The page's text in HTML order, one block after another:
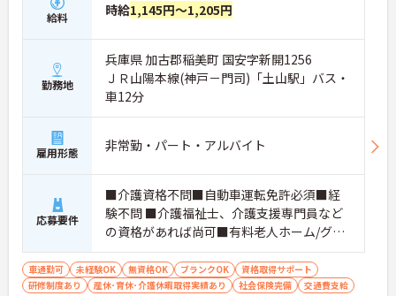
給料 時給1,145円～1,205円
勤務地
兵庫県 加古郡稲美町 国安字新開1256
ＪＲ山陽本線(神戸－門司)「土山駅」バス・
車12分
雇用形態 非常勤・パート・アルバイト
応募要件
■介護資格不問■自動車運転免許必須■経
験不問 ■介護福祉士、介護支援専門員など
の資格があれば尚可■有料老人ホーム/グル
ープホーム/サ高住/訪問介護/病院等での介
護やリハビリスタッフ経験があれば尚可
車通勤可 未経験OK 無資格OK ブランクOK
資格取得サポート
研修制度あり
産休･育休･介護休暇取得実績あり 社会保険完備 交通費支給